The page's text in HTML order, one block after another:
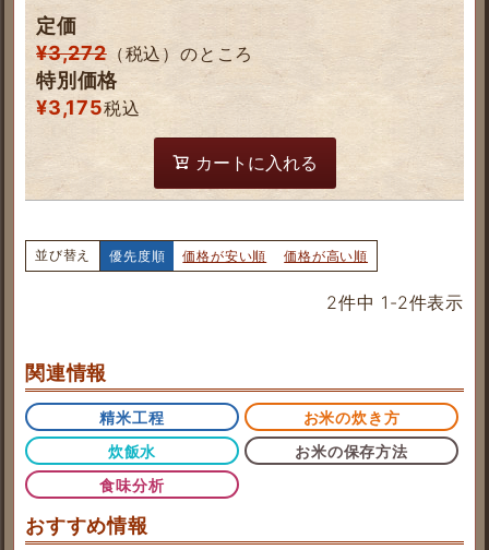
定価
¥3,272（税込）のところ
特別価格
¥3,175税込
カートに入れる
並び替え 優先度順 価格が安い順 価格が高い順
2件中 1 -2件表示
関連情報
精米工程
お米の炊き方
炊飯水
お米の保存方法
食味分析
おすすめ情報